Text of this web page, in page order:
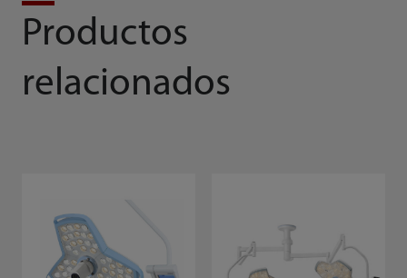
Productos
relacionados